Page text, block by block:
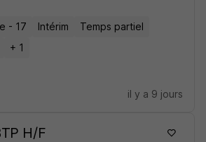
- 17 Intérim
Temps partiel
+ 1
il y a 9 jours
H/F